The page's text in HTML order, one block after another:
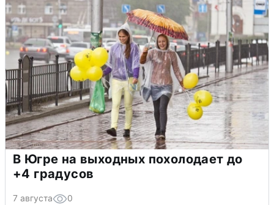
В Югре на выходных похолодает до
+4 градусов
7 августа 0